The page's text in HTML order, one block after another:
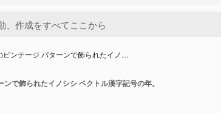
ビンテージ パターンで飾られたイノ…
で飾られたイノシシ ベクトル漢字記号の年。